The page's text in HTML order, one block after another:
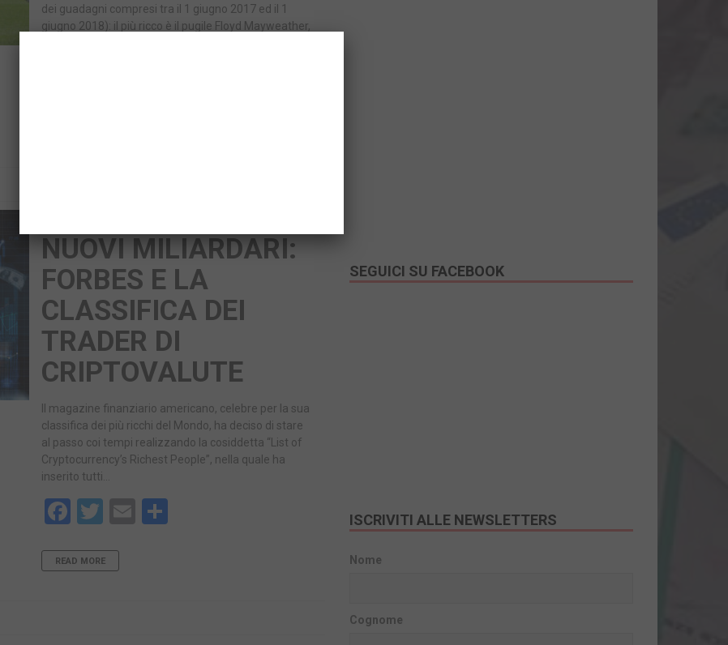
dei guadagni compresi tra il 1 giugno 2017 ed il 1
giugno 2018): il più ricco è il pugile Floyd Mayweather,
NUOVI MILIARDARI:
FORBES E LA
CLASSIFICA DEI
TRADER DI
CRIPTOVALUTE
Il magazine finanziario americano, celebre per la sua
classifica dei più ricchi del Mondo, ha deciso di stare
al passo coi tempi realizzando la cosiddetta “List of
Cryptocurrency’s Richest People”, nella quale ha
inserito tutti…
Facebook
TwitterEmail
READ MORE
SEGUICI SU FACEBOOK
ISCRIVITI ALLE NEWSLETTERS
Nome
Cognome